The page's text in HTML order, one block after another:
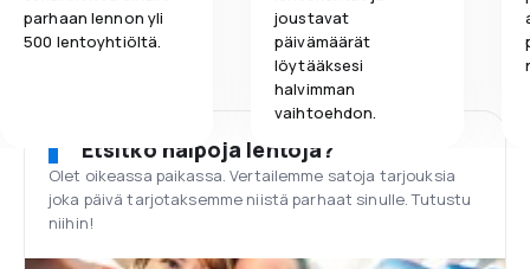
parhaan lennon yli
500 lentoyhtiöltä.
joustavat
päivämäärät
löytääksesi
halvimman
vaihtoehdon.
Etsitkö halpoja lentoja?
Olet oikeassa paikassa. Vertailemme satoja tarjouksia
joka päivä tarjotaksemme niistä parhaat sinulle. Tutustu
niihin!